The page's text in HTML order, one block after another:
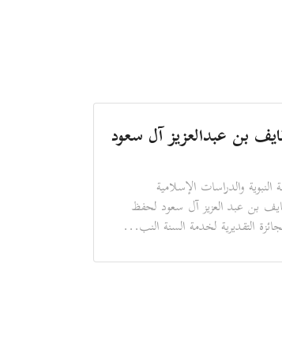
بن عبدالعزيز آل سعود
النبوية والدراسات الإسلامية
بن عبد العزيز آل سعود لحفظ
التقديرية لخدمة السنة النب...